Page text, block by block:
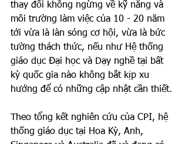
thay đổi không ngừng về kỹ năng và
môi trường làm việc của 10 - 20 năm
tới vừa là làn sóng cơ hội, vừa là bức
tường thách thức, nếu như Hệ thống
giáo dục Đại học và Dạy nghề tại bất
kỳ quốc gia nào không bắt kịp xu
hướng để có những cập nhật cần thiết.
Theo tổng kết nghiên cứu của CPI, hệ
thống giáo dục tại Hoa Kỳ, Anh,